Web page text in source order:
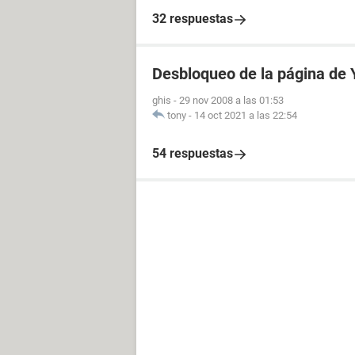
32 respuestas
Desbloqueo de la página de
ghis - 29 nov 2008 a las 01:53
tony - 14 oct 2021 a las 22:54
54 respuestas